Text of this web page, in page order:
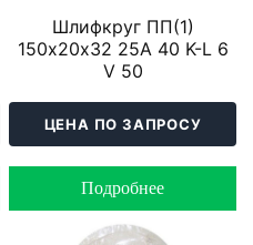
Шлифкруг ПП(1)
150х20х32 25A 40 K-L 6
V 50
ЦЕНА ПО ЗАПРОСУ
Подробнее